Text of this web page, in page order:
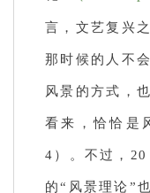
言，文艺复兴
那时候的人不
风景的方式，
看来，恰恰是
4）。不过，
的“风景理论”